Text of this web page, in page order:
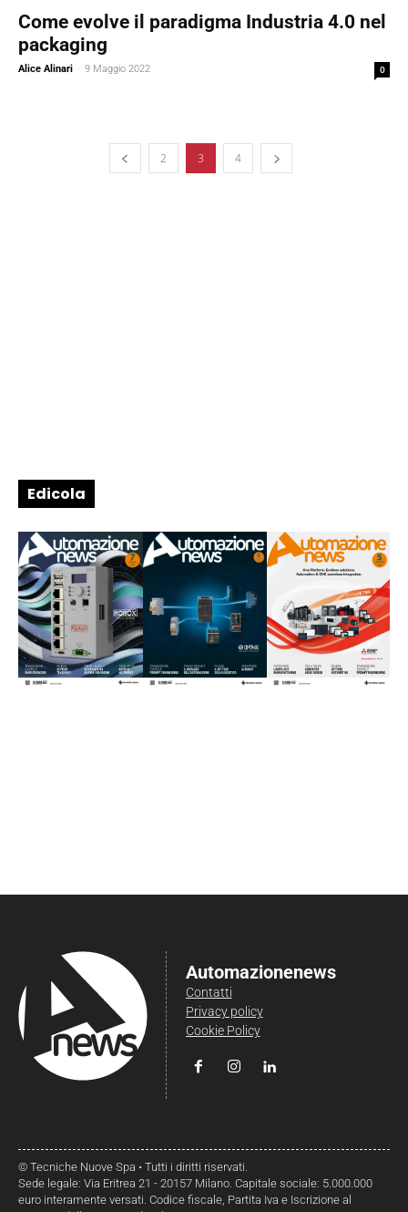
Come evolve il paradigma Industria 4.0 nel
packaging
Alice Alinari - 9 Maggio 2022 0
2 3 4
Edicola
Automazionenews
Contatti
Privacy policy
Cookie Policy
© Tecniche Nuove Spa • Tutti i diritti riservati.
Sede legale: Via Eritrea 21 - 20157 Milano. Capitale sociale: 5.000.000
euro interamente versati. Codice fiscale, Partita Iva e Iscrizione al